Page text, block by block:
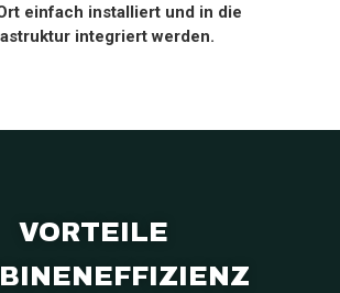
einfach installiert und in die
integriert werden.
VORTEILE